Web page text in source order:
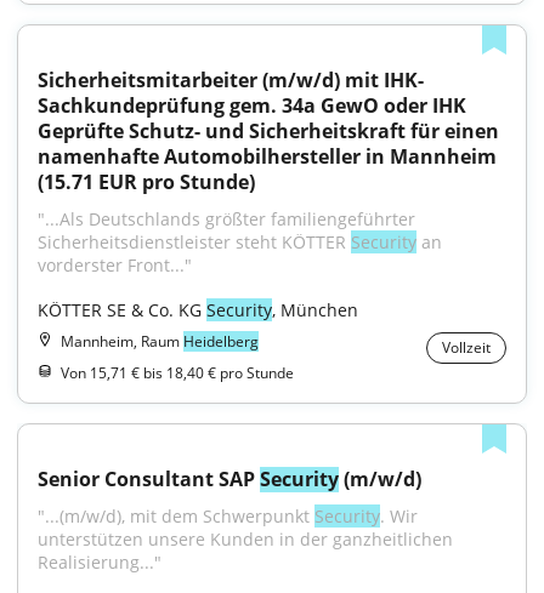
Sicherheitsmitarbeiter (m/w/d) mit IHK-
Sachkundeprüfung gem. 34a GewO oder IHK
Geprüfte Schutz- und Sicherheitskraft für einen
namenhafte Automobilhersteller in Mannheim
(15.71 EUR pro Stunde)
"...Als Deutschlands größter familiengeführter
Sicherheitsdienstleister steht KÖTTER Security an
vorderster Front..."
KÖTTER SE & Co. KG Security, München
Mannheim, Raum Heidelberg
Vollzeit
Von 15,71 € bis 18,40 € pro Stunde
Senior Consultant SAP Security (m/w/d)
"...(m/w/d), mit dem Schwerpunkt Security. Wir
unterstützen unsere Kunden in der ganzheitlichen
Realisierung..."